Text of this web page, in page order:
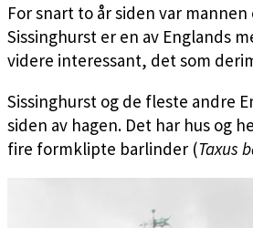
For snart to år siden var
Sissinghurst er en av Englands
videre interessant, det som
Sissinghurst og de fleste andre
siden av hagen. Det har hus og
fire formklipte barlinder (Taxus